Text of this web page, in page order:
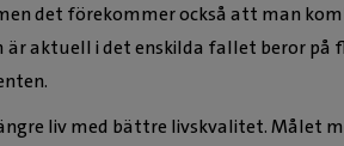
det förekommer också att man
aktuell i det enskilda fallet beror på
liv med bättre livskvalitet. Målet